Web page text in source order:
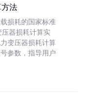
法
损耗的国家标准
压器损耗计算实
变压器损耗计算
参数，指导用户